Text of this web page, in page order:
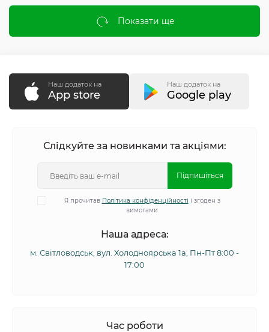
Показати ще
Наш додаток на
App store
Наш додаток на
Google play
Слідкуйте за новинками та акціями:
Підпишіться
Я прочитав Політика конфіденційності і згоден з
вимогами
Наша адреса:
м. Світловодськ, вул. Холодноярська 1а, Пн-Пт 8:00 -
17:00
Час роботи